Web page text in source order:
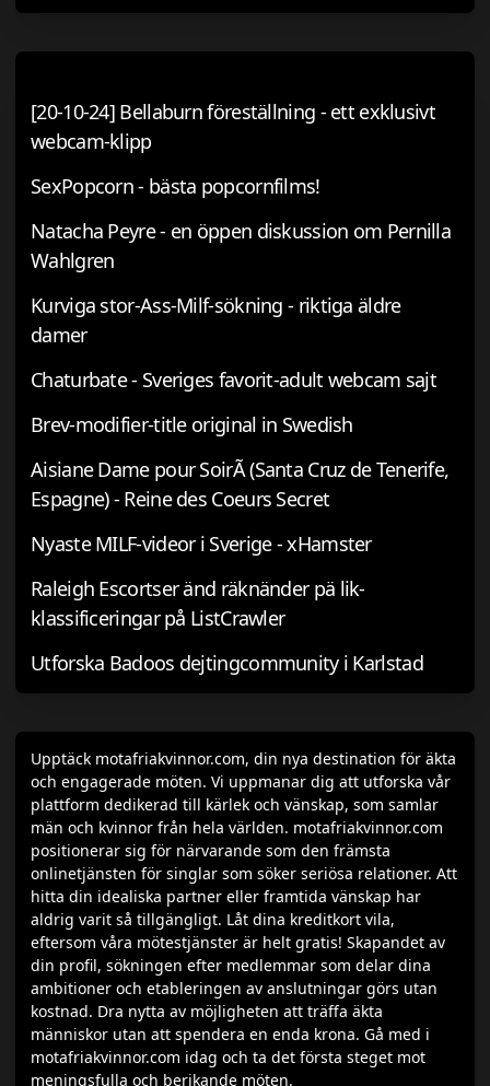
[20-10-24] Bellaburn föreställning - ett exklusivt
webcam-klipp
SexPopcorn - bästa popcornfilms!
Natacha Peyre - en öppen diskussion om Pernilla
Wahlgren
Kurviga stor-Ass-Milf-sökning - riktiga äldre
damer
Chaturbate - Sveriges favorit-adult webcam sajt
Brev-modifier-title original in Swedish
Aisiane Dame pour SoirÃ (Santa Cruz de Tenerife,
Espagne) - Reine des Coeurs Secret
Nyaste MILF-videor i Sverige - xHamster
Raleigh Escortser änd räknänder pä lik-
klassificeringar på ListCrawler
Utforska Badoos dejtingcommunity i Karlstad
Upptäck motafriakvinnor.com, din nya destination för äkta
och engagerade möten. Vi uppmanar dig att utforska vår
plattform dedikerad till kärlek och vänskap, som samlar
män och kvinnor från hela världen. motafriakvinnor.com
positionerar sig för närvarande som den främsta
onlinetjänsten för singlar som söker seriösa relationer. Att
hitta din idealiska partner eller framtida vänskap har
aldrig varit så tillgängligt. Låt dina kreditkort vila,
eftersom våra mötestjänster är helt gratis! Skapandet av
din profil, sökningen efter medlemmar som delar dina
ambitioner och etableringen av anslutningar görs utan
kostnad. Dra nytta av möjligheten att träffa äkta
människor utan att spendera en enda krona. Gå med i
motafriakvinnor.com idag och ta det första steget mot
meningsfulla och berikande möten.